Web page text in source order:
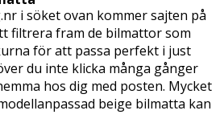
i söket ovan kommer sajten på
filtrera fram de bilmattor som
för att passa perfekt i just
du inte klicka många gånger
hos dig med posten. Mycket
beige bilmatta kan